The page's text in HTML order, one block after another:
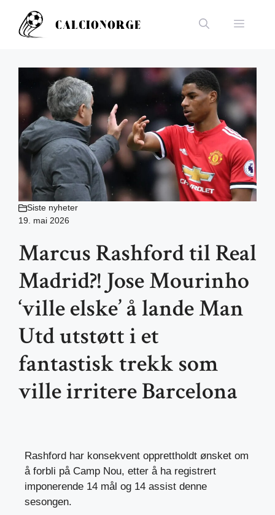
innhold
Meny
Siste nyheter
19. mai 2026
Marcus Rashford til Real
Madrid?! Jose Mourinho
‘ville elske’ å lande Man
Utd utstøtt i et
fantastisk trekk som
ville irritere Barcelona
Rashford har konsekvent opprettholdt ønsket om
å forbli på Camp Nou, etter å ha registrert
imponerende 14 mål og 14 assist denne
sesongen.